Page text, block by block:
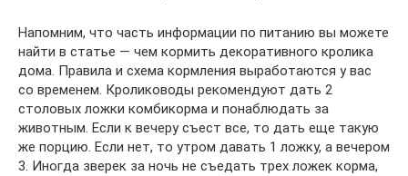
Напомним, что часть информации по питанию вы можете
найти в статье — чем кормить декоративного кролика
дома. Правила и схема кормления выработаются у вас
со временем. Кролиководы рекомендуют дать 2
столовых ложки комбикорма и понаблюдать за
животным. Если к вечеру съест все, то дать еще такую
же порцию. Если нет, то утром давать 1 ложку, а вечером
3. Иногда зверек за ночь не съедать трех ложек корма,